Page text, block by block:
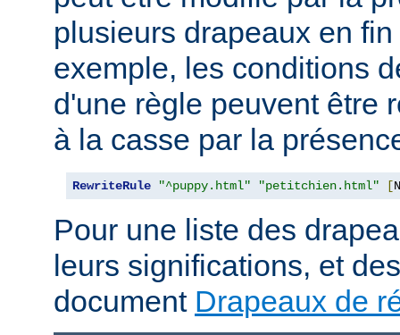
plusieurs drapeaux en
exemple, les conditions
d'une règle peuvent être
à la casse par la
RewriteRule "^puppy.html" "petitchien.html" [
Pour une liste des
leurs significations, et
document Drapeaux de